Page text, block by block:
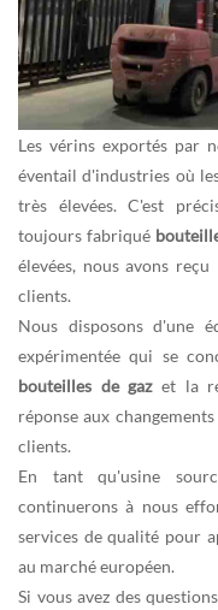
Les vérins exportés par
éventail d'industries où
très élevées. C'est
toujours fabriqué
élevées, nous avons
clients.
Nous disposons d'une
expérimentée qui se
bouteilles de gaz et la
réponse aux
clients.
En tant qu'usine
continuerons à nous
services de qualité pour
au marché européen.
Si vous avez des